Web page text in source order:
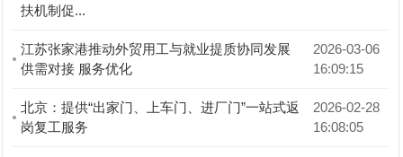
扶机制促...
江苏张家港推动外贸用工与就业提质协同发展
供需对接 服务优化
2026-03-06
16:09:15
北京：提供“出家门、上车门、进厂门”一站式返
岗复工服务
2026-02-28
16:08:05